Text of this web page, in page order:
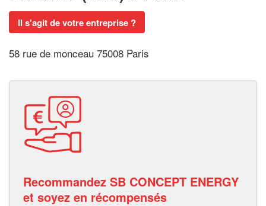
Il s'agit de votre entreprise ?
58 rue de monceau 75008 Paris
Recommandez SB CONCEPT ENERGY
et soyez en récompensés